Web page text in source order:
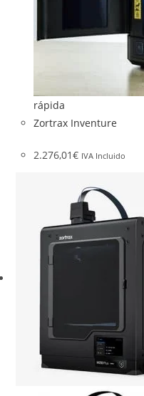
rápida
Zortrax Inventure
2.276,01€ IVA Incluido